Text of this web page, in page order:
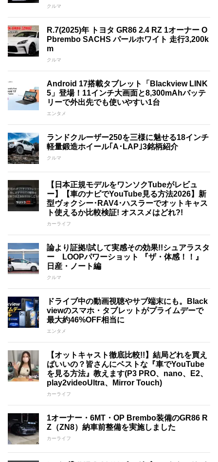
クルマ
R.7(2025)年 トヨタ GR86 2.4 RZ 1オーナー O
Pbrembo SACHS パールホワイト 走行3,200k
m
クルマ
Android 17搭載タブレット「Blackview LINK
5」登場！11インチ大画面と8,300mAhバッテ
リーで外出先でも使いやすい1台
エンタメ
ランドクルーザー250を三様に魅せる18インチ
軽量鍛造ホイール｢A･LAP｣3銘柄紹介
クルマ
【日本正規モデルをワンソクTubeがレビュ
ー】【車のナビでYouTube見る方法2026】新
型ヴォクシー･RAV4･ハスラーでオットキャス
ト使えるか比較検証! オススメはどれ?!
カーライフ
論より証拠!試して実感その効果!!シュアラスタ
ー LOOPパワーショット 『ザ・体感！！』
日産・ノート編
クルマ
ドライブ中の動画視聴やサブ端末にも。Black
viewのスマホ・タブレットがプライムデーで
最大約46%OFF相当に
エンタメ
【オットキャスト徹底比較!!】結局どれを買え
ばいいの？皆さんにベストな『車でYouTube
を見る方法』教えます(P3 PRO、nano、E2、
play2videoUltra、Mirror Touch)
カーライフ
1オーナー・6MT・OP Brembo装備のGR86 R
Z（ZN8）納車前整備を実施しました
カーライフ